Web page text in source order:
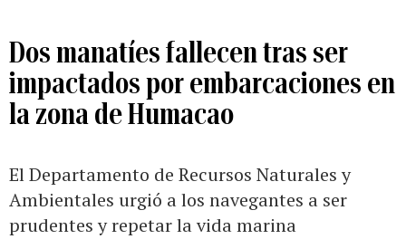
Dos manatíes fallecen tras ser
impactados por embarcaciones en
la zona de Humacao
El Departamento de Recursos Naturales y
Ambientales urgió a los navegantes a ser
prudentes y repetar la vida marina